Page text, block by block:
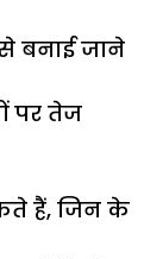
बनाई जाने
पर तेज
हैं, जिन के